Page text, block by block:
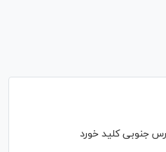
جنوبی کلید خورد